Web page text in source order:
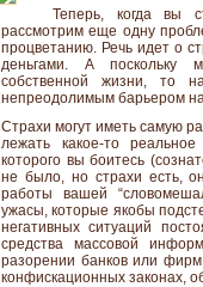
Теперь, когда вы
рассмотрим еще одну
процветанию. Речь идет о
деньгами. А поскольку
собственной жизни, то
непреодолимым барьером
Страхи могут иметь самую
лежать какое-то
которого вы боитесь
не было, но страхи есть,
работы вашей
ужасы, которые якобы
негативных ситуаций
средства массовой
разорении банков или
конфискационных законах,